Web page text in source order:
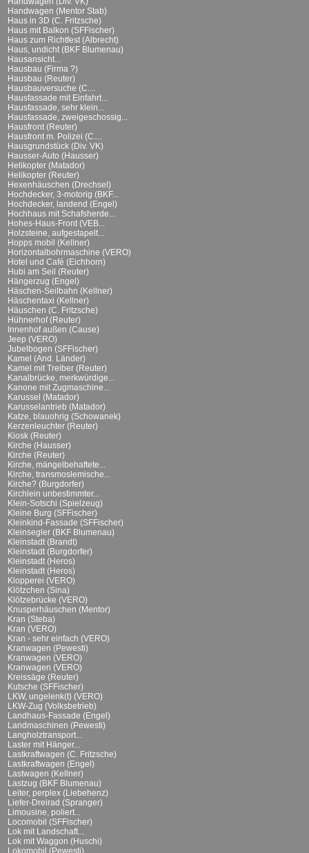
Handwagen (Mentor Stab)
Haus in 3D (C. Fritzsche)
Haus mit Balkon (SFFischer)
Haus zum Richtfest (Albrecht)
Haus, undicht (BKF Blumenau)
Hausansicht...
Hausbau (Firma ?)
Hausbau (Reuter)
Hausbauversuche (C....
Hausfassade mit Einfahrt...
Hausfassade, sehr klein...
Hausfassade, zweigeschossig...
Hausfront (Reuter)
Hausfront m. Polizei (C....
Hausgrundstück (Div. VK)
Hausser-Auto (Hausser)
Helikopter (Matador)
Helikopter (Reuter)
Hexenhäuschen (Drechsel)
Hochdecker, 3-motorig (BKF...
Hochdecker, landend (Engel)
Hochhaus mit Schafsherde...
Hohes-Haus-Front (VEB...
Holzsteine, aufgestapelt...
Hopps mobil (Kellner)
Horizontalbohrmaschine (VERO)
Hotel und Café (Eichhorn)
Hubi am Seil (Reuter)
Hängerzug (Engel)
Häschen-Seilbahn (Kellner)
Häschentaxi (Kellner)
Häuschen (C. Fritzsche)
Hühnerhof (Reuter)
Innenhof außen (Cause)
Jeep (VERO)
Jubelbogen (SFFischer)
Kamel (And. Länder)
Kamel mit Treiber (Reuter)
Kanalbrücke, merkwürdige...
Kanone mit Zugmaschine...
Karussel (Matador)
Karusselantrieb (Matador)
Katze, blauohrig (Schowanek)
Kerzenleuchter (Reuter)
Kiosk (Reuter)
Kirche (Hausser)
Kirche (Reuter)
Kirche, mängelbehaftete...
Kirche, transmoslemische...
Kirche? (Burgdorfer)
Kirchlein unbestimmter...
Klein-Sotschi (Spielzeug)
Kleine Burg (SFFischer)
Kleinkind-Fassade (SFFischer)
Kleinsegler (BKF Blumenau)
Kleinstadt (Brandt)
Kleinstadt (Burgdorfer)
Kleinstadt (Heros)
Kleinstadt (Heros)
Klopperei (VERO)
Klötzchen (Sina)
Klötzebrücke (VERO)
Knusperhäuschen (Mentor)
Kran (Steba)
Kran (VERO)
Kran - sehr einfach (VERO)
Kranwagen (Pewesti)
Kranwagen (VERO)
Kranwagen (VERO)
Kreissäge (Reuter)
Kutsche (SFFischer)
LKW, ungelenk(t) (VERO)
LKW-Zug (Volksbetrieb)
Landhaus-Fassade (Engel)
Landmaschinen (Pewesti)
Langholztransport...
Laster mit Hänger...
Lastkraftwagen (C. Fritzsche)
Lastkraftwagen (Engel)
Lastwagen (Kellner)
Lastzug (BKF Blumenau)
Leiter, perplex (Liebehenz)
Liefer-Dreirad (Spranger)
Limousine, poliert...
Locomobil (SFFischer)
Lok mit Landschaft...
Lok mit Waggon (Huschi)
Lokomobil (Pewesti)